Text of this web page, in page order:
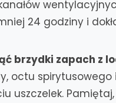
24 godziny i
brzydki zapach z
octu
uszczelek.